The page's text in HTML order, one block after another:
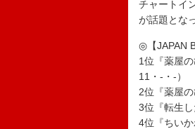
チャートイ
が話題とな
◎【JAPAN
1位『薬屋
11・-・-）
2位『薬屋
3位『転生
4位『ちい